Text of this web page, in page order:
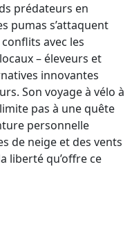
prédateurs en
pumas s’attaquent
avec les
– éleveurs et
innovantes
Son voyage à vélo à
pas à une quête
personnelle
de neige et des vents
liberté qu’offre ce